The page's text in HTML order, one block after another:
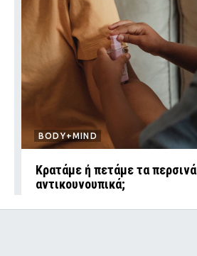
BODY+MIND
Κρατάμε ή πετάμε τα περσινά
αντικουνουπικά;